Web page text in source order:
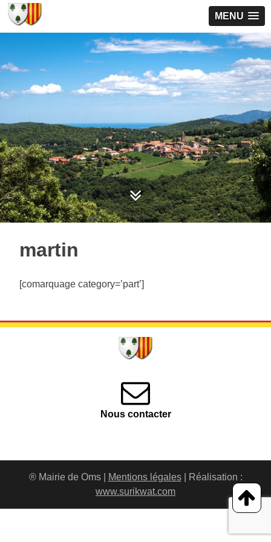
MENU
martin
[comarquage category=’part’]
Nous contacter
® Mairie de Oms | Mentions légales| Réalisation :
www.surikwat.com